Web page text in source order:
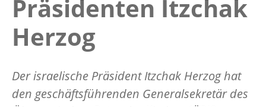
Präsidenten Itzchak
Herzog
Der israelische Präsident Itzchak Herzog hat
den geschäftsführenden Generalsekretär des